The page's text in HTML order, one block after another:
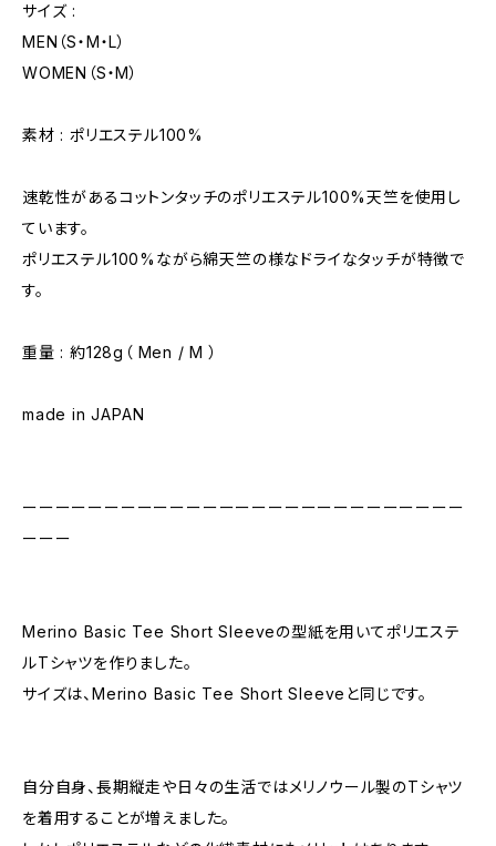
サイズ :
MEN（S・M・L）
WOMEN（S・M）
素材 : ポリエステル100%
速乾性があるコットンタッチのポリエステル100%天竺を使用し
ています。
ポリエステル100%ながら綿天竺の様なドライなタッチが特徴で
す。
重量 : 約128g（ Men / M ）
made in JAPAN
ーーーーーーーーーーーーーーーーーーーーーーーーーーー
ーーー
Merino Basic Tee Short Sleeveの型紙を用いてポリエステ
ルTシャツを作りました。
サイズは、Merino Basic Tee Short Sleeveと同じです。
自分自身、長期縦走や日々の生活ではメリノウール製のTシャツ
を着用することが増えました。